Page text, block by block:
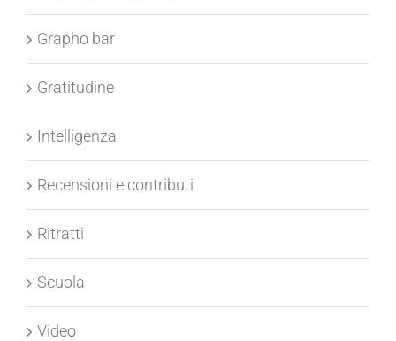
Grapho bar
Gratitudine
Intelligenza
Recensioni e contributi
Ritratti
Scuola
Video